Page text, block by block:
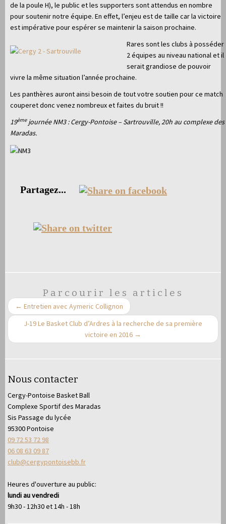
de la poule H), le public et les supporters sont attendus en nombre
pour soutenir notre équipe. En effet, l’enjeu est de taille car la victoire
est impérative pour espérer se maintenir la saison prochaine.
Rares sont les clubs à posséder
2 équipes au niveau national et il
serait grandiose de pouvoir
vivre la même situation l’année prochaine.
Les panthères auront ainsi besoin de tout votre soutien pour ce match
couperet donc venez nombreux et faites du bruit !!
19èmejournée NM3 : Cergy-Pontoise – Sartrouville, 20h au complexe des
Maradas.
Partagez...
Parcourir les articles
← Entretien avec Aymeric Collignon
J-19 Le Basket Club d’Ardres à la recherche de sa première
victoire en 2016 →
Nous contacter
Cergy-Pontoise Basket Ball
Complexe Sportif des Maradas
Sis Passage du lycée
95300 Pontoise
09 72 53 72 98
06 08 63 09 87
club@cergypontoisebb.fr
Heures d'ouverture au public:
lundi au vendredi
9h30 - 12h30 et 14h - 18h